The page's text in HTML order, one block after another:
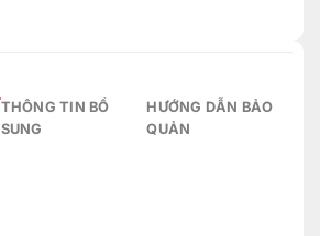
THÔNG TIN BỔ
SUNG
HƯỚNG DẪN BẢO
QUẢN